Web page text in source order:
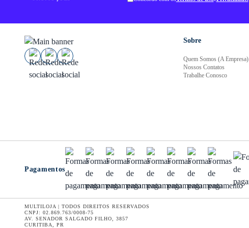
Sobre
Quem Somos (A Empresa)
Nossos Contatos
Trabalhe Conosco
Pagamentos
MULTILOJA | TODOS DIREITOS RESERVADOS
CNPJ: 02.869.763/0008-75
AV. SENADOR SALGADO FILHO, 3857
CURITIBA, PR